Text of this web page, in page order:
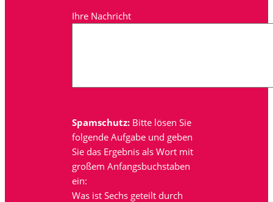
Ihre Nachricht
Spamschutz: Bitte lösen Sie
folgende Aufgabe und geben
Sie das Ergebnis als Wort mit
großem Anfangsbuchstaben
ein:
Was ist Sechs geteilt durch